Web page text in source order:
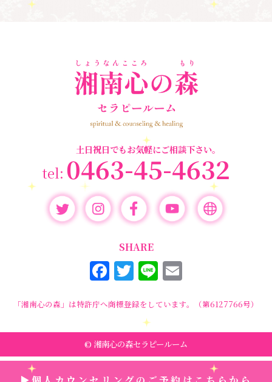
(72)
勉強会・セミナー(54)
(17)
土日祝日でもお気軽にご相談下さい。
0463-45-4632
SHARE
F
a
c
e
b
o
T
w
it
te
r
Li
n
e ai
l
「湘南心の森」は特許庁へ商標登録をしています。（第6127766号）
© 湘南心の森セラピールーム